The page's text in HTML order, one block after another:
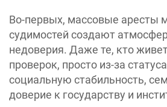
Во-первых, массовые аресты
судимостей создают
недоверия. Даже те, кто
проверок, просто из-за
социальную стабильность,
доверие к государству и